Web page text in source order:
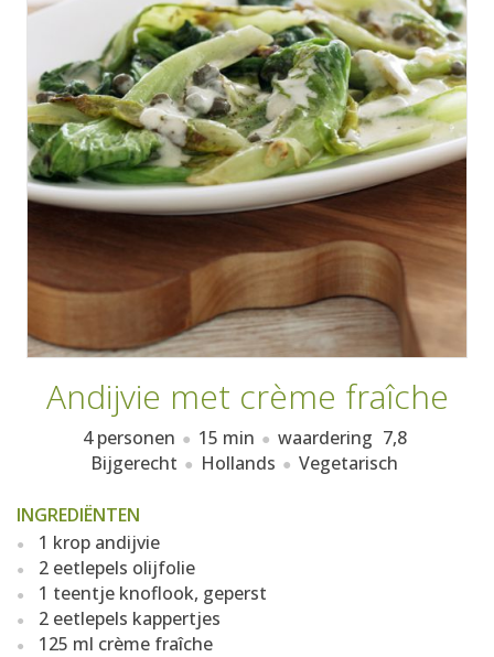
AANMELDEN
RECEPTEN
WEEKMENU'S
KOOKBOEKEN
Andijvie met crème fraîche
4 personen 15 min waardering 7,8
Bijgerecht
Hollands Vegetarisch
INGREDIËNTEN
1 krop andijvie
2 eetlepels olijfolie
1 teentje knoflook, geperst
2 eetlepels kappertjes
125 ml crème fraîche